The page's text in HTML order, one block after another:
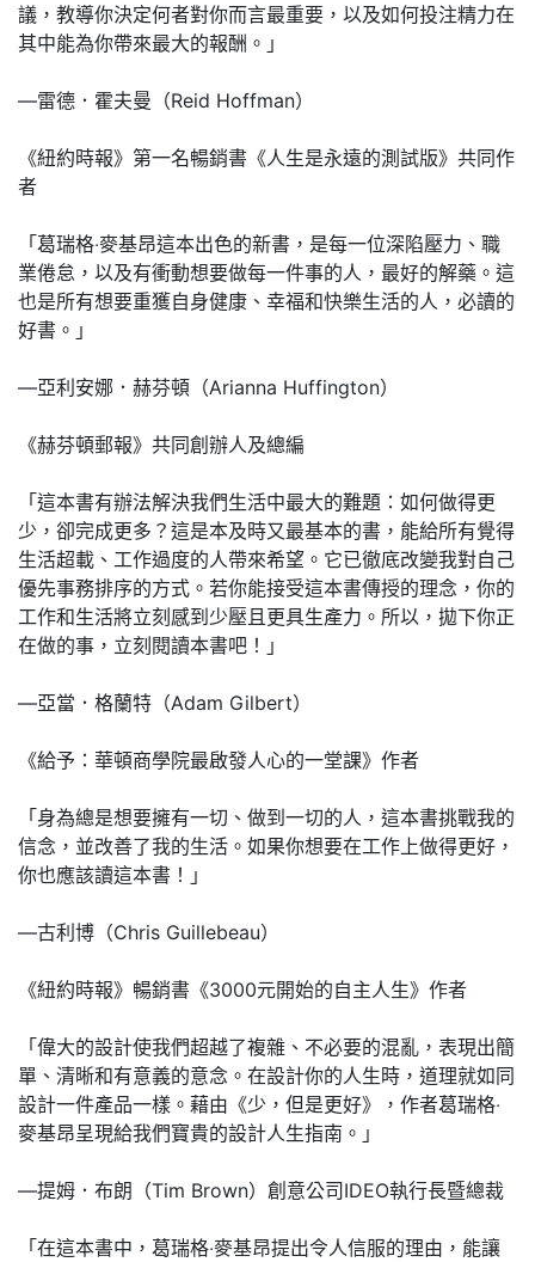
議，教導你決定何者對你而言最重要，以及如何投注精力在
其中能為你帶來最大的報酬。」
—雷德．霍夫曼（Reid Hoffman）
《紐約時報》第一名暢銷書《人生是永遠的測試版》共同作
者
「葛瑞格‧麥基昂這本出色的新書，是每一位深陷壓力、職
業倦怠，以及有衝動想要做每一件事的人，最好的解藥。這
也是所有想要重獲自身健康、幸福和快樂生活的人，必讀的
好書。」
—亞利安娜．赫芬頓（Arianna Huffington）
《赫芬頓郵報》共同創辦人及總編
「這本書有辦法解決我們生活中最大的難題：如何做得更
少，卻完成更多？這是本及時又最基本的書，能給所有覺得
生活超載、工作過度的人帶來希望。它已徹底改變我對自己
優先事務排序的方式。若你能接受這本書傳授的理念，你的
工作和生活將立刻感到少壓且更具生產力。所以，拋下你正
在做的事，立刻閱讀本書吧！」
—亞當．格蘭特（Adam Gilbert）
《給予：華頓商學院最啟發人心的一堂課》作者
「身為總是想要擁有一切、做到一切的人，這本書挑戰我的
信念，並改善了我的生活。如果你想要在工作上做得更好，
你也應該讀這本書！」
—古利博（Chris Guillebeau）
《紐約時報》暢銷書《3000元開始的自主人生》作者
「偉大的設計使我們超越了複雜、不必要的混亂，表現出簡
單、清晰和有意義的意念。在設計你的人生時，道理就如同
設計一件產品一樣。藉由《少，但是更好》，作者葛瑞格‧
麥基昂呈現給我們寶貴的設計人生指南。」
—提姆．布朗（Tim Brown）創意公司IDEO執行長暨總裁
「在這本書中，葛瑞格‧麥基昂提出令人信服的理由，能讓